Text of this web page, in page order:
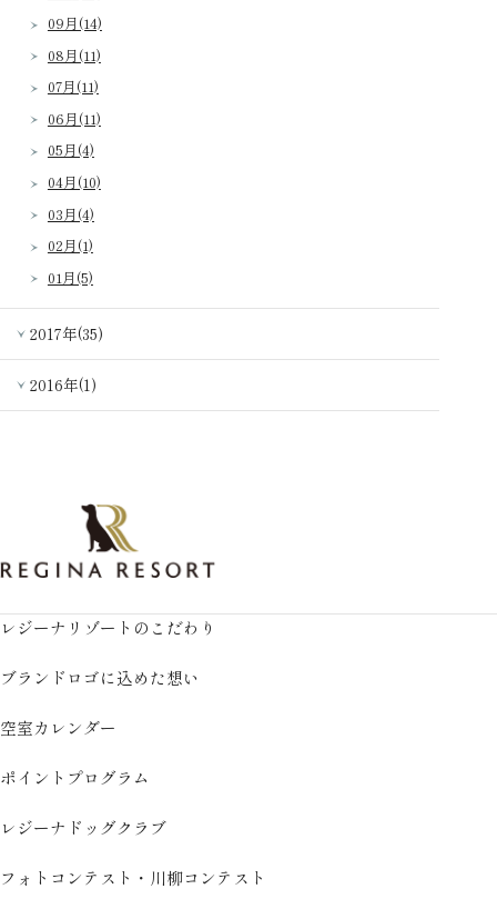
09月(14)
08月(11)
07月(11)
06月(11)
05月(4)
04月(10)
03月(4)
02月(1)
01月(5)
2017年(35)
2016年(1)
レジーナリゾートのこだわり
ブランドロゴに込めた想い
空室カレンダー
ポイントプログラム
レジーナドッグクラブ
フォトコンテスト・川柳コンテスト